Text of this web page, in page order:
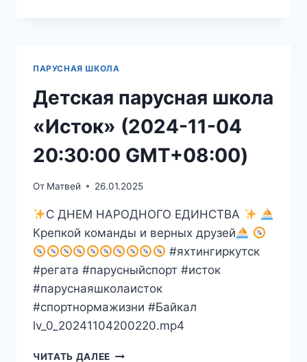
GMT+08:00)
ПАРУСНАЯ ШКОЛА
Детская парусная школа
«Исток» (2024-11-04
20:30:00 GMT+08:00)
От Матвей 26.01.2025
С ДНЕМ НАРОДНОГО ЕДИНСТВА
Крепкой команды и верных друзей
#яхтингиркутск
#регата #парусныйспорт #исток
#паруснаяшколаисток
#спортнормажизни #Байкал
lv_0_20241104200220.mp4
ЧИТАТЬ ДАЛЕЕ ДЕТСКАЯ